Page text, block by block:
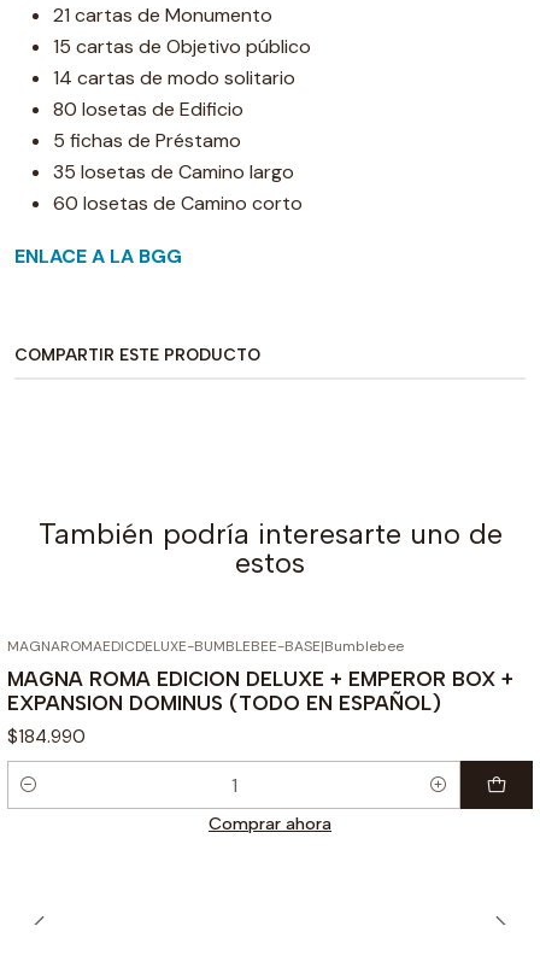
21 cartas de Monumento
15 cartas de Objetivo público
14 cartas de modo solitario
80 losetas de Edificio
5 fichas de Préstamo
35 losetas de Camino largo
60 losetas de Camino corto
ENLACE A LA BGG
COMPARTIR ESTE PRODUCTO
También podría interesarte uno de
estos
MAGNAROMAEDICDELUXE-BUMBLEBEE-BASE|Bumblebee
MAGNA ROMA EDICION DELUXE + EMPEROR BOX +
EXPANSION DOMINUS (TODO EN ESPAÑOL)
$184.990
Cantidad
Comprar ahora